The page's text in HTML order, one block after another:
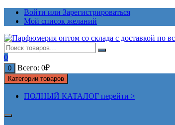
ПерейтиВойти или Зарегистрироваться
Мой список желаний
0
0 Всего: 0₽
Категории товаров
ПОЛНЫЙ КАТАЛОГ перейти >